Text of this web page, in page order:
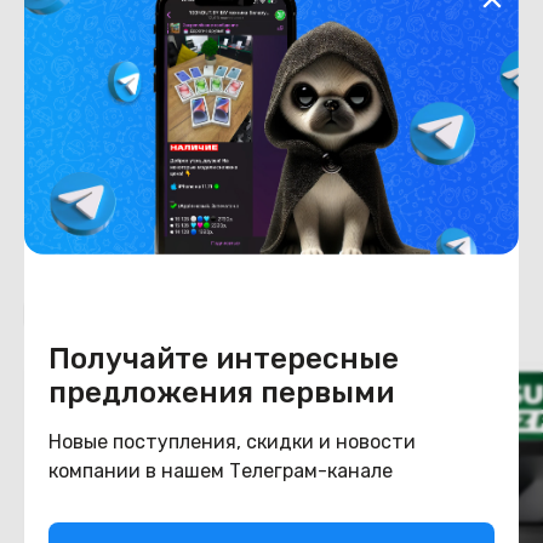
Получайте интересные
предложения первыми
Новые поступления, скидки и новости
компании в нашем Телеграм-канале
Емкость накопителя 256
Конструкция
Цвет голубой